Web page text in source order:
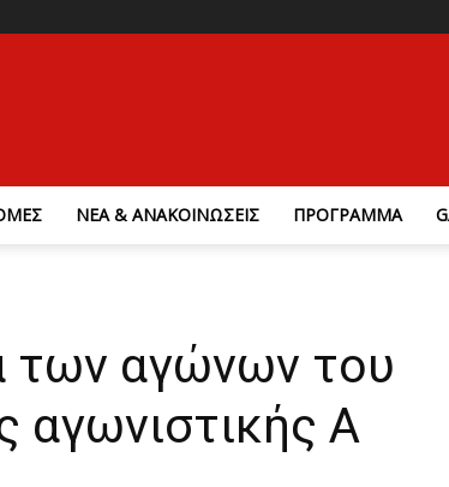
ΝΕΑ & ΑΝΑΚΟΙΝΩΣΕΙΣ ΠΡΟΓΡΑΜΜΑ
των αγώνων του
αγωνιστικής Α